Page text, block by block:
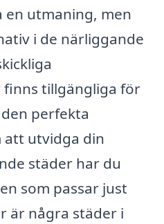
en utmaning, men
i de närliggande
tillgängliga för
perfekta
att utvidga din
städer har du
som passar just
är några städer i